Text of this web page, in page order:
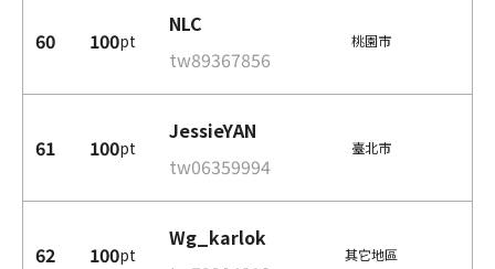
60 100pt
NLC
tw89367856
桃園市
61 100pt
JessieYAN
tw06359994
臺北市
62 100pt
Wg_karlok
其它地區